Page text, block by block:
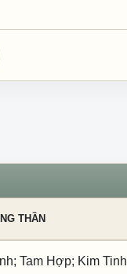
THẦN
Tam Hợp; Kim Tinh